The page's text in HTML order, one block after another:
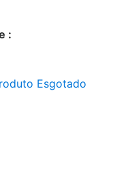
:
Esgotado